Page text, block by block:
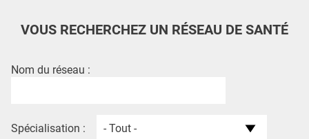
L'APP
VOUS RECHERCHEZ UN RÉSEAU DE SANTÉ
Nom du réseau :
Spécialisation :